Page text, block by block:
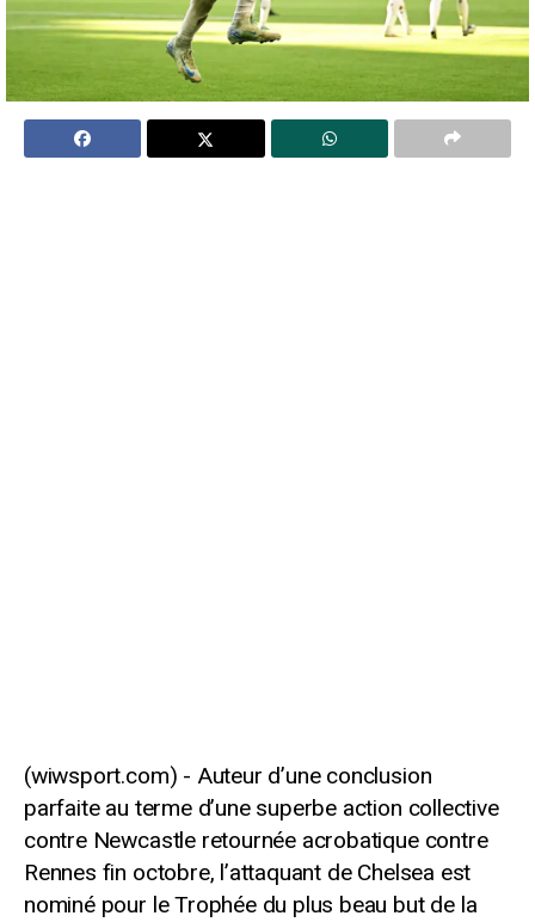
Auteur d’une conclusion
parfaite au terme d’une superbe action collective
contre Newcastle retournée acrobatique contre
Rennes fin octobre, l’attaquant de Chelsea est
nominé pour le Trophée du plus beau but de la